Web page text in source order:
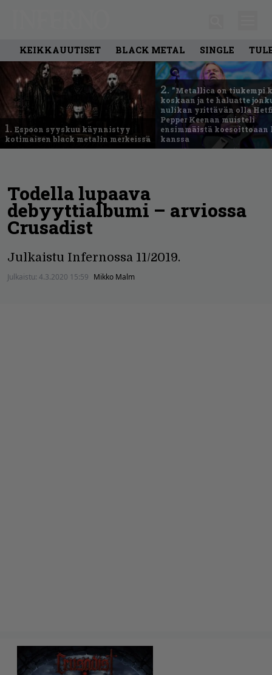
KEIKKAUUTISET BLACK METAL SINGLE
1. Espoon syyskuu käynnistyy
kotimaisen black metalin merkeissä
2. ”Metallica on tiukempi
koskaan ja te haluatte
nulikan yrittävän olla
Pepper Keenan muisteli
ensimmäistä
kanssa
Todella lupaava
debyyttialbumi – arviossa
Crusadist
Julkaistu Infernossa 11/2019.
Julkaistu: 4.3.2020 15:59 Mikko Malm